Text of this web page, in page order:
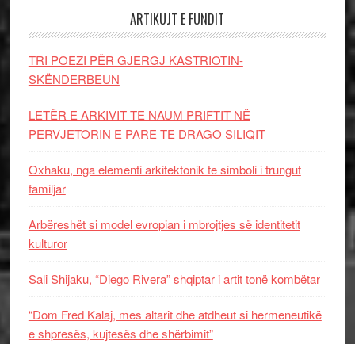
ARTIKUJT E FUNDIT
TRI POEZI PËR GJERGJ KASTRIOTIN-
SKËNDERBEUN
LETËR E ARKIVIT TE NAUM PRIFTIT NË
PERVJETORIN E PARE TE DRAGO SILIQIT
Oxhaku, nga elementi arkitektonik te simboli i trungut
familjar
Arbëreshët si model evropian i mbrojtjes së identitetit
kulturor
Sali Shijaku, “Diego Rivera” shqiptar i artit tonë kombëtar
“Dom Fred Kalaj, mes altarit dhe atdheut si hermeneutikë
e shpresës, kujtesës dhe shërbimit”